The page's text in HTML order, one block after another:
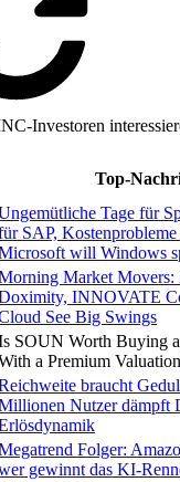
Investoren
Top-
Tage für
SAP,
will Windows
Market Movers:
INNOVATE
See Big Swings
SOUN Worth Buying
a Premium
braucht
Nutzer dämpft
Folger:
gewinnt das KI-